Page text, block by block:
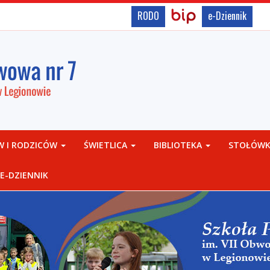
Rodo,
Dziennik
RODO
Biuletyn
Informacji
e-Dziennik
I RODZICÓW ŚWIETLICA BIBLIOTEKA
E-DZIENNIK